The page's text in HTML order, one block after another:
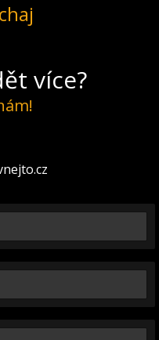
více?